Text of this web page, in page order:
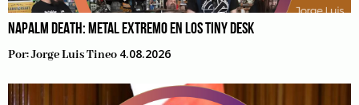
NAPALM DEATH: METAL EXTREMO EN LOS TINY DESK
Por:Jorge Luis Tineo 4.08.2026